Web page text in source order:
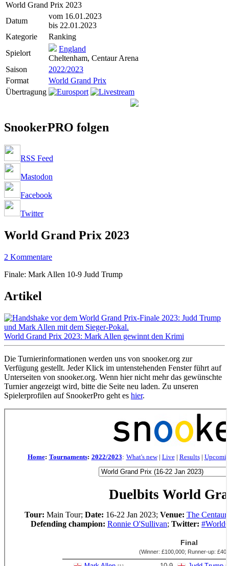
World Grand Prix 2023
Datum
vom 16.01.2023
bis 22.01.2023
Kategorie
Ranking
Spielort
England
Cheltenham, Centaur Arena
Saison
2022/2023
Format
World Grand Prix
Übertragung
SnookerPRO folgen
RSS Feed
Mastodon
Facebook
Twitter
World Grand Prix 2023
2 Kommentare
Finale: Mark Allen 10-9 Judd Trump
Artikel
World Grand Prix 2023: Mark Allen gewinnt den Krimi
Die Turnierinformationen werden uns von snooker.org zur
Verfügung gestellt. Jeder Klick im untenstehenden Fenster führt auf
Unterseiten von snooker.org. Wenn hier nicht mehr das gewünschte
Turnier angezeigt wird, bitte die Seite neu laden. Zu unseren
Spielerprofilen auf SnookerPro geht es hier.